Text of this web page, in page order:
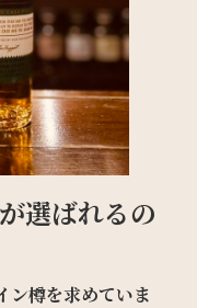
選ばれるの
ン樽を求めていま